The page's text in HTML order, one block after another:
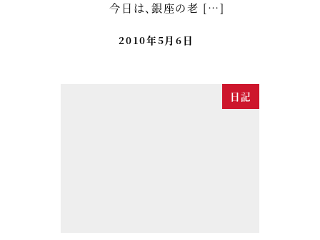
今日は、銀座の老 […]
2010年5月6日
日記